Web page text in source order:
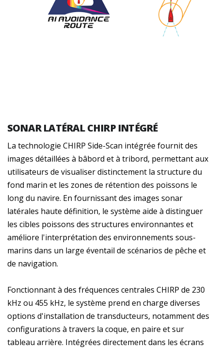
SONAR LATÉRAL CHIRP INTÉGRÉ
La technologie CHIRP Side-Scan intégrée fournit des
images détaillées à bâbord et à tribord, permettant aux
utilisateurs de visualiser distinctement la structure du
fond marin et les zones de rétention des poissons le
long du navire. En fournissant des images sonar
latérales haute définition, le système aide à distinguer
les cibles poissons des structures environnantes et
améliore l'interprétation des environnements sous-
marins dans un large éventail de scénarios de pêche et
de navigation.
Fonctionnant à des fréquences centrales CHIRP de 230
kHz ou 455 kHz, le système prend en charge diverses
options d'installation de transducteurs, notamment des
configurations à travers la coque, en paire et sur
tableau arrière. Intégrées directement dans les écrans